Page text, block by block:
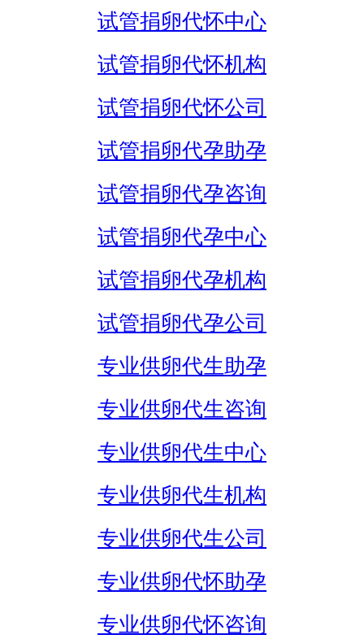
试管捐卵代怀中心
试管捐卵代怀机构
试管捐卵代怀公司
试管捐卵代孕助孕
试管捐卵代孕咨询
试管捐卵代孕中心
试管捐卵代孕机构
试管捐卵代孕公司
专业供卵代生助孕
专业供卵代生咨询
专业供卵代生中心
专业供卵代生机构
专业供卵代生公司
专业供卵代怀助孕
专业供卵代怀咨询